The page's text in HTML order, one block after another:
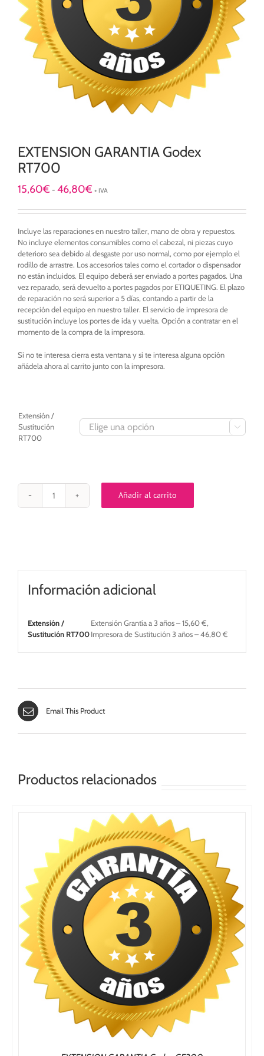
EXTENSION GARANTIA Godex
RT700
15,60€ - 46,80€Rango
precios:
15,60€
hasta
46,80€
+ IVA
Incluye las reparaciones en nuestro taller, mano de obra y repuestos.
No incluye elementos consumibles como el cabezal, ni piezas cuyo
deterioro sea debido al desgaste por uso normal, como por ejemplo el
rodillo de arrastre. Los accesorios tales como el cortador o dispensador
no están incluidos. El equipo deberá ser enviado a portes pagados. Una
vez reparado, será devuelto a portes pagados por ETIQUETING. El plazo
de reparación no será superior a 5 días, contando a partir de la
recepción del equipo en nuestro taller. El servicio de impresora de
sustitución incluye los portes de ida y vuelta. Opción a contratar en el
momento de la compra de la impresora.
Si no te interesa cierra esta ventana y si te interesa alguna opción
añádela ahora al carrito junto con la impresora.
Extensión /
Sustitución
RT700

EXTENSION
GARANTIA
Añadir al carrito
Información adicional
Extensión /
Sustitución RT700
Extensión Grantía a 3 años – 15,60 €,
Impresora de Sustitución 3 años – 46,80 €
Email This Product
Productos relacionados